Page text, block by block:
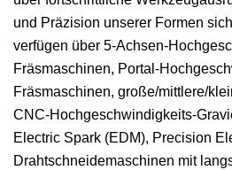
und Präzision unserer Formen
verfügen über 5-Achsen-
Fräsmaschinen, Portal-
Fräsmaschinen, große/mittlere/
CNC-Hochgeschwindigkeits-
Electric Spark (EDM), Precision
Drahtschneidemaschinen mit